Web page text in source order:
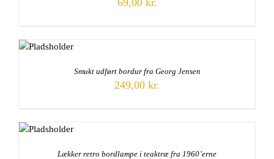
Smukt udført bordur fra Georg Jensen
249,00 kr.
Lækker retro bordlampe i teaktræ fra 1960’erne